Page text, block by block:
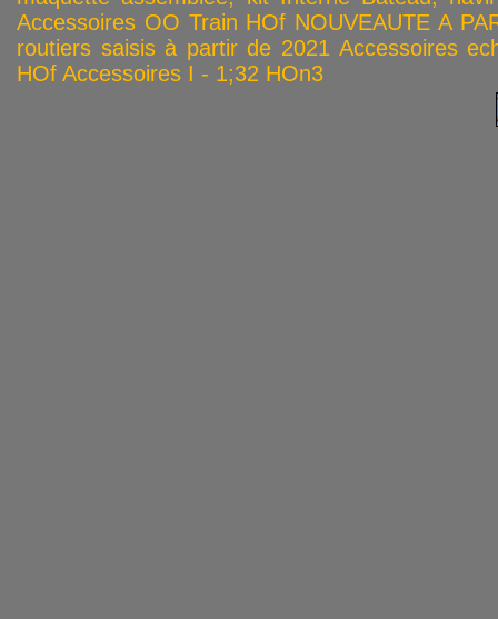
Accessoires OO Train HOf NOUVEAUTE A
routiers saisis à partir de 2021 Accessoires
HOf Accessoires I - 1;32 HOn3